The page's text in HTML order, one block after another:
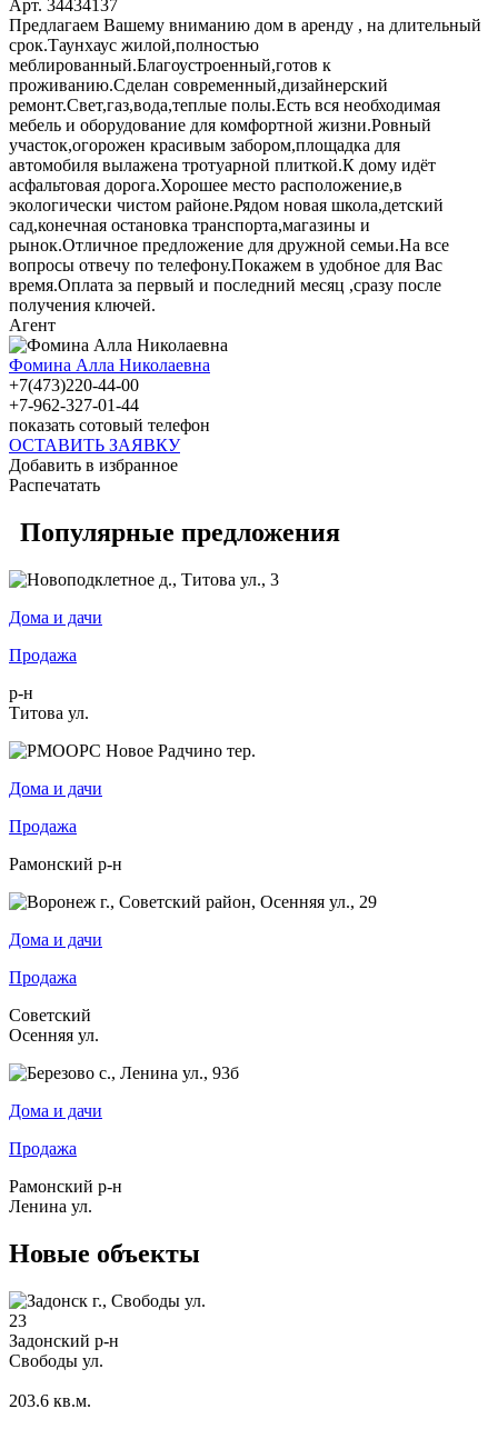
Арт. 34434137
Предлагаем Вашему вниманию дом в аренду , на длительный
срок.Таунхаус жилой,полностью
меблированный.Благоустроенный,готов к
проживанию.Сделан современный,дизайнерский
ремонт.Свет,газ,вода,теплые полы.Есть вся необходимая
мебель и оборудование для комфортной жизни.Ровный
участок,огорожен красивым забором,площадка для
автомобиля вылажена тротуарной плиткой.К дому идёт
асфальтовая дорога.Хорошее место расположение,в
экологически чистом районе.Рядом новая школа,детский
сад,конечная остановка транспорта,магазины и
рынок.Отличное предложение для дружной семьи.На все
вопросы отвечу по телефону.Покажем в удобное для Вас
время.Оплата за первый и последний месяц ,сразу после
получения ключей.
Агент
Фомина Алла Николаевна
+7(473)220-44-00
+7-962-327-01-44
показать сотовый телефон
ОСТАВИТЬ ЗАЯВКУ
Добавить в избранное
Распечатать
Популярные предложения
Дома и дачи
Продажа
р-н
Титова ул.
Дома и дачи
Продажа
Рамонский р-н
Дома и дачи
Продажа
Советский
Осенняя ул.
Дома и дачи
Продажа
Рамонский р-н
Ленина ул.
Новые объекты
23
Задонский р-н
Свободы ул.
203.6 кв.м.